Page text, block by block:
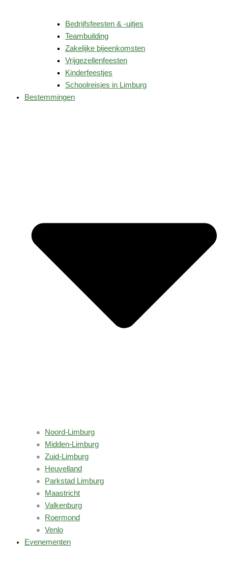
Bedrijfsfeesten & -uitjes
Teambuilding
Zakelijke bijeenkomsten
Vrijgezellenfeesten
Kinderfeestjes
Schoolreisjes in Limburg
Bestemmingen
Noord-Limburg
Midden-Limburg
Zuid-Limburg
Heuvelland
Parkstad Limburg
Maastricht
Valkenburg
Roermond
Venlo
Evenementen